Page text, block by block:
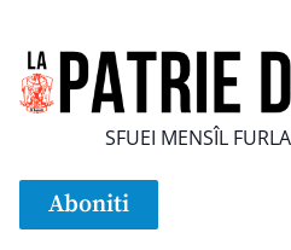
SFUEI MENSÎL
Aboniti